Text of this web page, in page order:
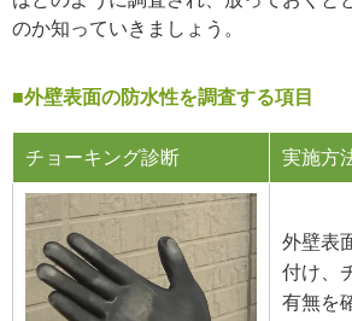
のか知っていきましょう。
■外壁表面の防水性を調査する項目
チョーキング診断 実施方
外壁表
付け、
有無を